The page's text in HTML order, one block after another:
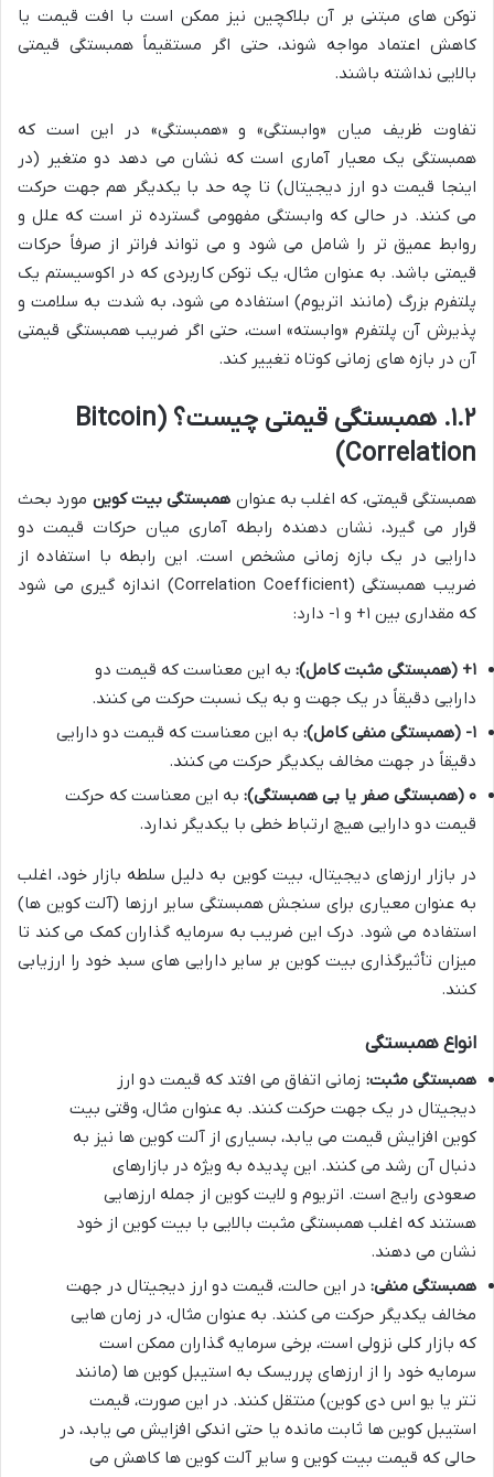
توکن های مبتنی بر آن بلاکچین نیز ممکن است با افت قیمت یا
کاهش اعتماد مواجه شوند، حتی اگر مستقیماً همبستگی قیمتی
بالایی نداشته باشند.
تفاوت ظریف میان «وابستگی» و «همبستگی» در این است که
همبستگی یک معیار آماری است که نشان می دهد دو متغیر (در
اینجا قیمت دو ارز دیجیتال) تا چه حد با یکدیگر هم جهت حرکت
می کنند. در حالی که وابستگی مفهومی گسترده تر است که علل و
روابط عمیق تر را شامل می شود و می تواند فراتر از صرفاً حرکات
قیمتی باشد. به عنوان مثال، یک توکن کاربردی که در اکوسیستم یک
پلتفرم بزرگ (مانند اتریوم) استفاده می شود، به شدت به سلامت و
پذیرش آن پلتفرم «وابسته» است، حتی اگر ضریب همبستگی قیمتی
آن در بازه های زمانی کوتاه تغییر کند.
۱.۲. همبستگی قیمتی چیست؟ (Bitcoin
Correlation)
همبستگی قیمتی، که اغلب به عنوان همبستگی بیت کوین مورد بحث
قرار می گیرد، نشان دهنده رابطه آماری میان حرکات قیمت دو
دارایی در یک بازه زمانی مشخص است. این رابطه با استفاده از
ضریب همبستگی (Correlation Coefficient) اندازه گیری می شود
که مقداری بین ۱+ و ۱- دارد:
۱+ (همبستگی مثبت کامل):
به این معناست که قیمت دو
دارایی دقیقاً در یک جهت و به یک نسبت حرکت می کنند.
۱- (همبستگی منفی کامل):
به این معناست که قیمت دو دارایی
دقیقاً در جهت مخالف یکدیگر حرکت می کنند.
۰ (همبستگی صفر یا بی همبستگی):
به این معناست که حرکت
قیمت دو دارایی هیچ ارتباط خطی با یکدیگر ندارد.
در بازار ارزهای دیجیتال، بیت کوین به دلیل سلطه بازار خود، اغلب
به عنوان معیاری برای سنجش همبستگی سایر ارزها (آلت کوین ها)
استفاده می شود. درک این ضریب به سرمایه گذاران کمک می کند تا
میزان تأثیرگذاری بیت کوین بر سایر دارایی های سبد خود را ارزیابی
کنند.
انواع همبستگی
همبستگی مثبت: زمانی اتفاق می افتد که قیمت دو ارز
دیجیتال در یک جهت حرکت کنند. به عنوان مثال، وقتی بیت
کوین افزایش قیمت می یابد، بسیاری از آلت کوین ها نیز به
دنبال آن رشد می کنند. این پدیده به ویژه در بازارهای
صعودی رایج است. اتریوم و لایت کوین از جمله ارزهایی
هستند که اغلب همبستگی مثبت بالایی با بیت کوین از خود
نشان می دهند.
همبستگی منفی: در این حالت، قیمت دو ارز دیجیتال در جهت
مخالف یکدیگر حرکت می کنند. به عنوان مثال، در زمان هایی
که بازار کلی نزولی است، برخی سرمایه گذاران ممکن است
سرمایه خود را از ارزهای پرریسک به استیبل کوین ها (مانند
تتر یا یو اس دی کوین) منتقل کنند. در این صورت، قیمت
استیبل کوین ها ثابت مانده یا حتی اندکی افزایش می یابد، در
حالی که قیمت بیت کوین و سایر آلت کوین ها کاهش می